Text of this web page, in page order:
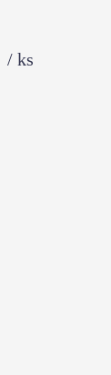
/ ks